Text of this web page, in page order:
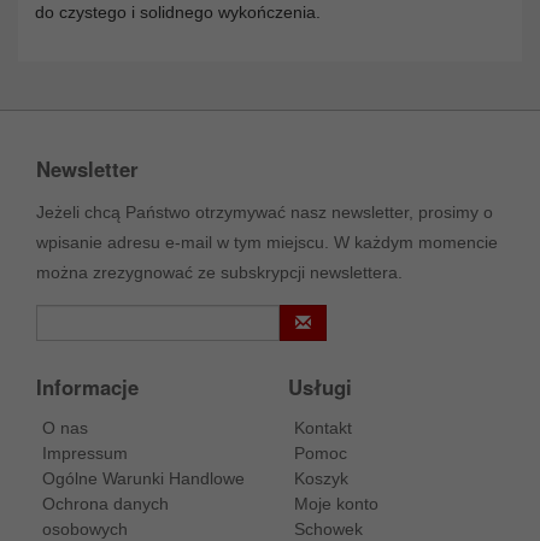
do czystego i solidnego wykończenia.
Newsletter
Jeżeli chcą Państwo otrzymywać nasz newsletter, prosimy o
wpisanie adresu e-mail w tym miejscu. W każdym momencie
można zrezygnować ze subskrypcji newslettera.
Informacje
O nas
Impressum
Ogólne Warunki Handlowe
Ochrona danych
osobowych
Usługi
Kontakt
Pomoc
Koszyk
Moje konto
Schowek